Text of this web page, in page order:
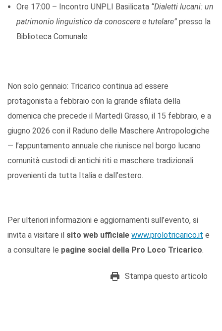
Ore 17:00 – Incontro UNPLI Basilicata “Dialetti lucani: un
patrimonio linguistico da conoscere e tutelare” presso la
Biblioteca Comunale
Non solo gennaio: Tricarico continua ad essere
protagonista a febbraio con la grande sfilata della
domenica che precede il Martedì Grasso, il 15 febbraio, e a
giugno 2026 con il Raduno delle Maschere Antropologiche
— l’appuntamento annuale che riunisce nel borgo lucano
comunità custodi di antichi riti e maschere tradizionali
provenienti da tutta Italia e dall’estero.
Per ulteriori informazioni e aggiornamenti sull’evento, si
invita a visitare il sito web ufficiale www.prolotricarico.it e
a consultare le pagine social della Pro Loco Tricarico.
Stampa questo articolo